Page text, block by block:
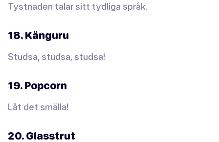
Tystnaden talar sitt tydliga språk.
18. Känguru
Studsa, studsa, studsa!
19. Popcorn
Låt det smälla!
20. Glasstrut